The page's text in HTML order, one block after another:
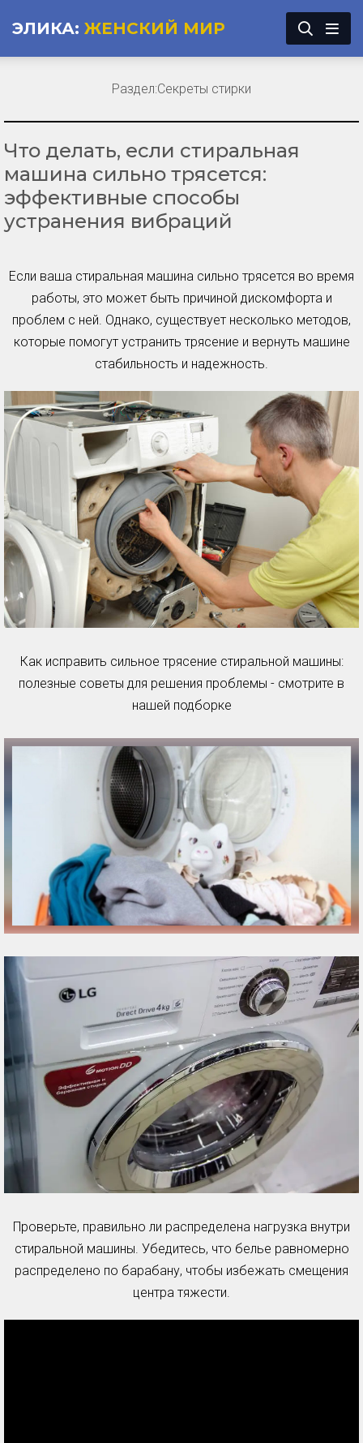
ЭЛИКА: ЖЕНСКИЙ МИР
Что делать, если стиральная
машина сильно трясется:
эффективные способы
устранения вибраций
Если ваша стиральная машина сильно трясется во время
работы, это может быть причиной дискомфорта и
проблем с ней. Однако, существует несколько методов,
которые помогут устранить трясение и вернуть машине
стабильность и надежность.
Как исправить сильное трясение стиральной машины:
полезные советы для решения проблемы - смотрите в
нашей подборке
Проверьте, правильно ли распределена нагрузка внутри
стиральной машины. Убедитесь, что белье равномерно
распределено по барабану, чтобы избежать смещения
центра тяжести.
Раздел:Секреты стирки